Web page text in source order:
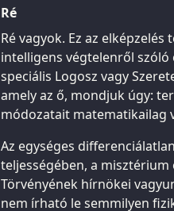
Ré
Ré vagyok. Ez az
intelligens végtelenről szóló
speciális Logosz vagy
amely az ő, mondjuk úgy:
módozatait matematikailag
Az egységes
teljességében, a misztérium
Törvényének hírnökei
nem írható le semmilyen